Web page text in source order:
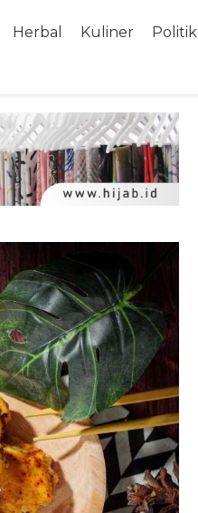
Herbal Kuliner Politik